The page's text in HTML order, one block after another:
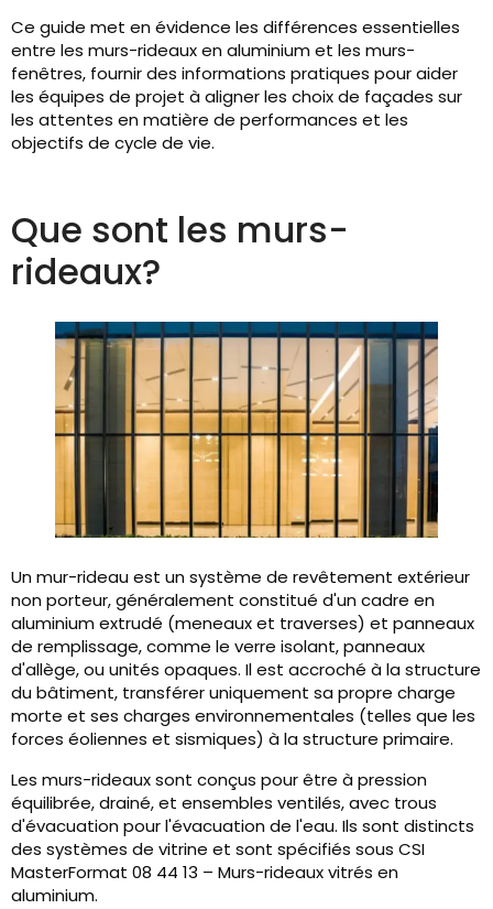
Ce guide met en évidence les différences essentielles
entre les murs-rideaux en aluminium et les murs-
fenêtres, fournir des informations pratiques pour aider
les équipes de projet à aligner les choix de façades sur
les attentes en matière de performances et les
objectifs de cycle de vie.
Que sont les murs-
rideaux?
Un mur-rideau est un système de revêtement extérieur
non porteur, généralement constitué d'un cadre en
aluminium extrudé (meneaux et traverses) et panneaux
de remplissage, comme le verre isolant, panneaux
d'allège, ou unités opaques. Il est accroché à la structure
du bâtiment, transférer uniquement sa propre charge
morte et ses charges environnementales (telles que les
forces éoliennes et sismiques) à la structure primaire.
Les murs-rideaux sont conçus pour être à pression
équilibrée, drainé, et ensembles ventilés, avec trous
d'évacuation pour l'évacuation de l'eau. Ils sont distincts
des systèmes de vitrine et sont spécifiés sous CSI
MasterFormat 08 44 13 – Murs-rideaux vitrés en
aluminium.